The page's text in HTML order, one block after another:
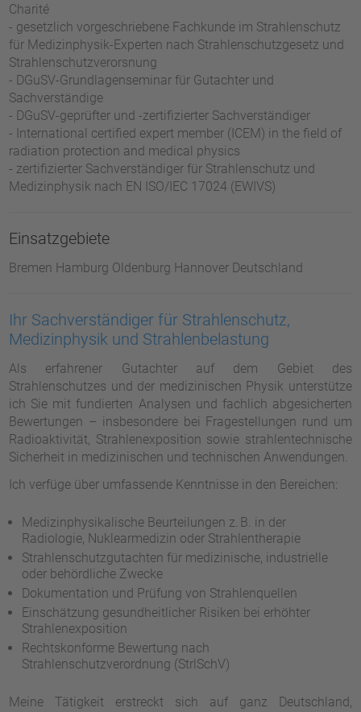
Charité
- gesetzlich vorgeschriebene Fachkunde im Strahlenschutz
für Medizinphysik-Experten nach Strahlenschutzgesetz und
Strahlenschutzverorsnung
- DGuSV-Grundlagenseminar für Gutachter und
Sachverständige
- DGuSV-geprüfter und -zertifizierter Sachverständiger
- International certified expert member (ICEM) in the field of
radiation protection and medical physics
- zertifizierter Sachverständiger für Strahlenschutz und
Medizinphysik nach EN ISO/IEC 17024 (EWIVS)
Einsatzgebiete
Bremen Hamburg Oldenburg Hannover Deutschland
Ihr Sachverständiger für Strahlenschutz,
Medizinphysik und Strahlenbelastung
Als erfahrener Gutachter auf dem Gebiet des
Strahlenschutzes und der medizinischen Physik unterstütze
ich Sie mit fundierten Analysen und fachlich abgesicherten
Bewertungen – insbesondere bei Fragestellungen rund um
Radioaktivität, Strahlenexposition sowie strahlentechnische
Sicherheit in medizinischen und technischen Anwendungen.
Ich verfüge über umfassende Kenntnisse in den Bereichen:
Medizinphysikalische Beurteilungen z. B. in der
Radiologie, Nuklearmedizin oder Strahlentherapie
Strahlenschutzgutachten für medizinische, industrielle
oder behördliche Zwecke
Dokumentation und Prüfung von Strahlenquellen
Einschätzung gesundheitlicher Risiken bei erhöhter
Strahlenexposition
Rechtskonforme Bewertung nach
Strahlenschutzverordnung (StrlSchV)
Meine Tätigkeit erstreckt sich auf ganz Deutschland,